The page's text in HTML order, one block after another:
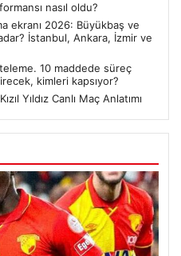
nasıl oldu?
ekranı 2026: Büyükbaş ve
İstanbul, Ankara, İzmir ve
10 maddede süreç
kimleri kapsıyor?
Yıldız Canlı Maç Anlatımı